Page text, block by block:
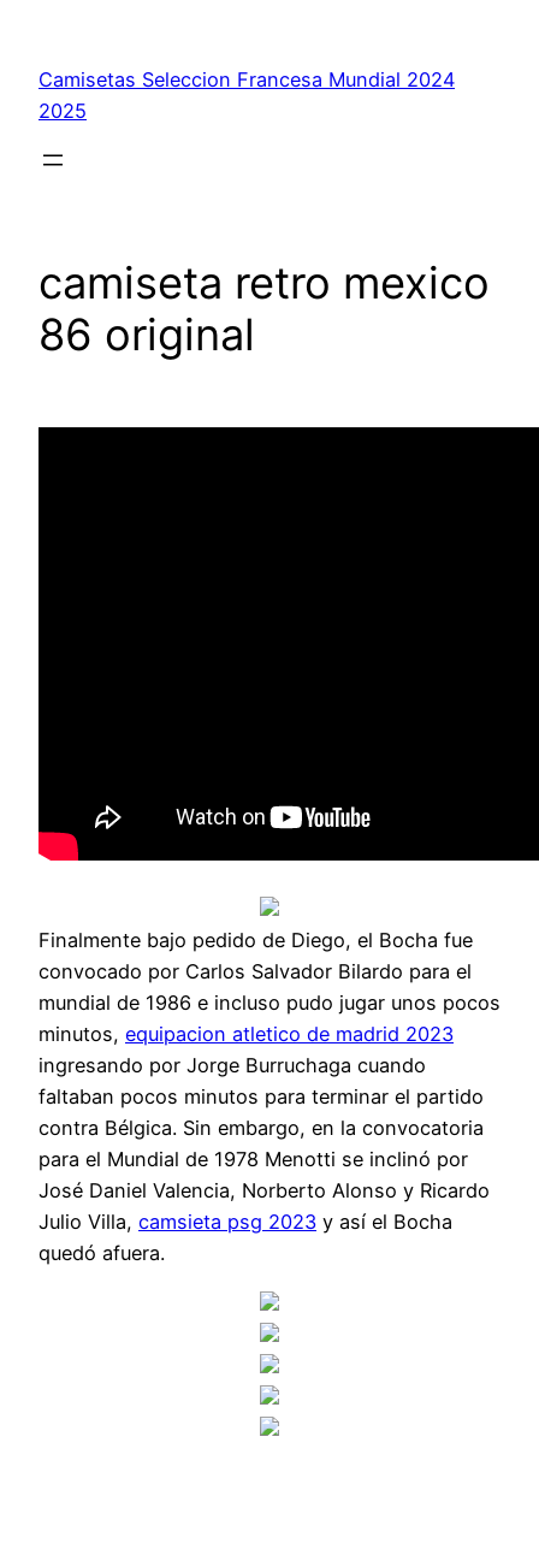
contenido
Camisetas Seleccion Francesa Mundial 2024
2025
camiseta retro mexico
86 original
Finalmente bajo pedido de Diego, el Bocha fue
convocado por Carlos Salvador Bilardo para el
mundial de 1986 e incluso pudo jugar unos pocos
minutos, equipacion atletico de madrid 2023
ingresando por Jorge Burruchaga cuando
faltaban pocos minutos para terminar el partido
contra Bélgica. Sin embargo, en la convocatoria
para el Mundial de 1978 Menotti se inclinó por
José Daniel Valencia, Norberto Alonso y Ricardo
Julio Villa, camsieta psg 2023 y así el Bocha
quedó afuera.